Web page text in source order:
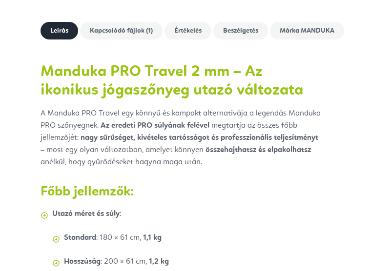
Leírás Kapcsolódó fájlok (1) Értékelés Beszélgetés Márka MANDUKA
Manduka PRO Travel 2 mm – Az
ikonikus jógaszőnyeg utazó változata
A Manduka PRO Travel egy könnyű és kompakt alternatívája a legendás Manduka
PRO szőnyegnek. Az eredeti PRO súlyának felével megtartja az összes főbb
jellemzőjét: nagy sűrűséget, kivételes tartósságot és professzionális teljesítményt
– most egy olyan változatban, amelyet könnyen összehajthatsz és elpakolhatsz
anélkül, hogy gyűrődéseket hagyna maga után.
Főbb jellemzők:
Utazó méret és súly:
Standard: 180 × 61 cm, 1,1 kg
Hosszúság: 200 × 61 cm, 1,2 kg